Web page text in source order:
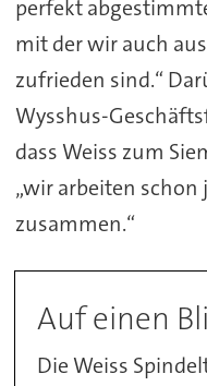
perfekt
mit der wir auch
zufrieden sind.“
Wysshus-
dass Weiss zum
„wir arbeiten
zusammen.“
Auf einen
Die Weiss